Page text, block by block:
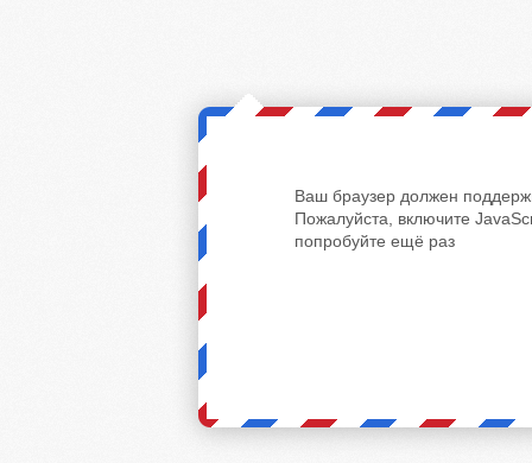
Ваш браузер должен
Пожалуйста, включите
попробуйте ещё раз